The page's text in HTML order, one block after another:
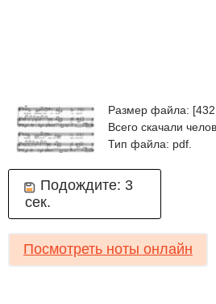
Размер файла:
Всего скачали
Тип файла: pdf.
Подождите: 3
сек.
Посмотреть ноты онлайн